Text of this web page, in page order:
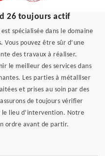
26 toujours actif
spécialisée dans le domaine
Vous pouvez être sûr d’une
des travaux à réaliser.
le meilleur des services dans
Les parties à métalliser
et prises au soin par des
de toujours vérifier
lieu d’intervention. Notre
ordre avant de partir.